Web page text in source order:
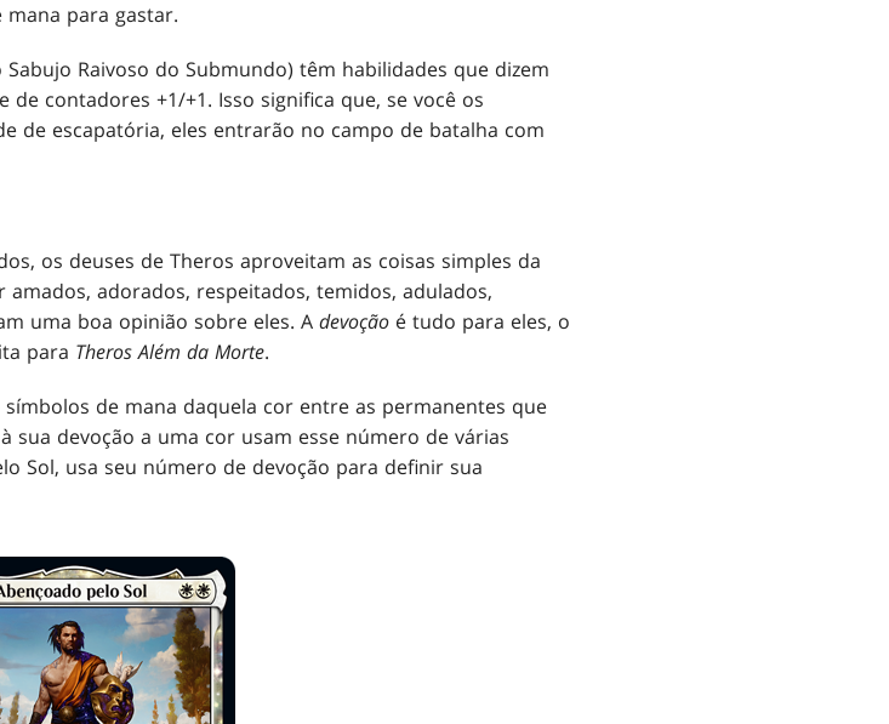
para gastar.
Raivoso do Submundo) têm habilidades que dizem
contadores +1/+1. Isso significa que, se você os
de escapatória, eles entrarão no campo de batalha com
os deuses de Theros aproveitam as coisas simples da
adorados, respeitados, temidos, adulados,
uma boa opinião sobre eles. A devoção é tudo para eles, o
para Theros Além da Morte.
de mana daquela cor entre as permanentes que
sua devoção a uma cor usam esse número de várias
Sol, usa seu número de devoção para definir sua